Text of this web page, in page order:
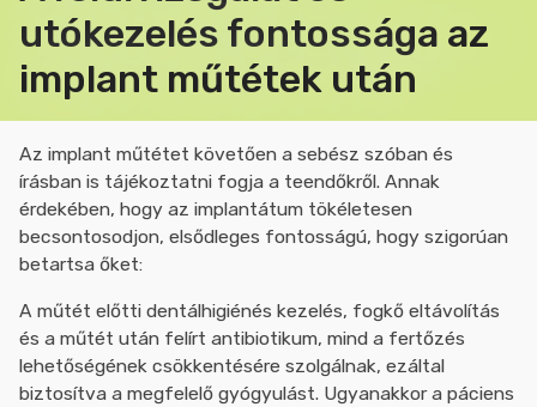
utókezelés fontossága az
implant műtétek után
Az implant műtétet követően a sebész szóban és
írásban is tájékoztatni fogja a teendőkről. Annak
érdekében, hogy az implantátum tökéletesen
becsontosodjon, elsődleges fontosságú, hogy szigorúan
betartsa őket:
A műtét előtti dentálhigiénés kezelés, fogkő eltávolítás
és a műtét után felírt antibiotikum, mind a fertőzés
lehetőségének csökkentésére szolgálnak, ezáltal
biztosítva a megfelelő gyógyulást. Ugyanakkor a páciens